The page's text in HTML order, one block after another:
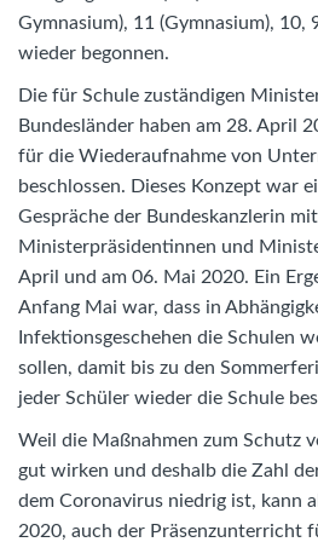
Gymnasium), 11 (Gymnasium), 10,
wieder begonnen.
Die für Schule zuständigen
Bundesländer haben am 28. April
für die Wiederaufnahme von
beschlossen. Dieses Konzept war
Gespräche der Bundeskanzlerin
Ministerpräsidentinnen und
April und am 06. Mai 2020. Ein
Anfang Mai war, dass in
Infektionsgeschehen die Schulen
sollen, damit bis zu den
jeder Schüler wieder die Schule
Weil die Maßnahmen zum Schutz
gut wirken und deshalb die Zahl
dem Coronavirus niedrig ist, kann
2020, auch der Präsenzunterricht